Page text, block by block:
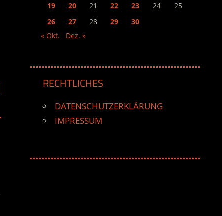
19
20 21 22 23 24
25
26
27 28 29
30
« Okt.
Dez. »
RECHTLICHES
DATENSCHUTZERKLÄRUNG
IMPRESSUM